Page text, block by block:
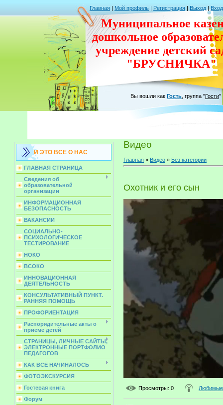
Главная | Мой профиль | Регистрация | Выход | Вход
Муниципальное
дошкольное
учреждение детский
"БРУСНИЧКА"
Вы вошли как Гость группа "Гости"
И ЭТО ВСЕ О НАС
ГЛАВНАЯ СТРАНИЦА
Сведения об
образовательной
организации
ИНФОРМАЦИОННАЯ
БЕЗОПАСНОСТЬ
ВАКАНСИИ
СОЦИАЛЬНО-
ПСИХОЛОГИЧЕСКОЕ
ТЕСТИРОВАНИЕ
НОКО
ВСОКО
ИННОВАЦИОННАЯ
ДЕЯТЕЛЬНОСТЬ
КОНСУЛЬТАТИВНЫЙ ПУНКТ.
РАННЯЯ ПОМОЩЬ
ПРОФОРИЕНТАЦИЯ
Распорядительные акты о
приеме детей
СТРАНИЦЫ, ЛИЧНЫЕ САЙТЫ,
ЭЛЕКТРОННЫЕ ПОРТФОЛИО
ПЕДАГОГОВ
КАК ВСЁ НАЧИНАЛОСЬ
ФОТОЭКСКУРСИЯ
Гостевая книга
Форум
Видео
Главная » Видео » Без категории
Охотник и его сын
Просмотры: 0 Любимые